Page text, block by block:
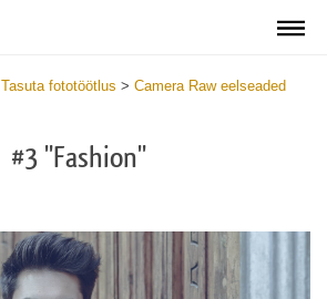
Tasuta fototöötlus > Camera Raw eelseaded
#3 "Fashion"